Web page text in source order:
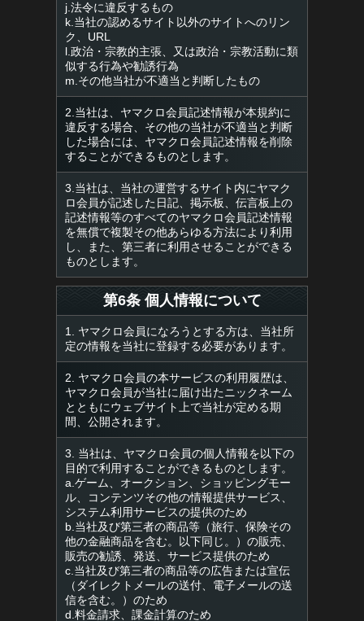
j.法令に違反するもの
k.当社の認めるサイト以外のサイトへのリン
ク、URL
l.政治・宗教的主張、又は政治・宗教活動に類
似する行為や勧誘行為
m.その他当社が不適当と判断したもの
2.当社は、ヤマクロ会員記述情報が本規約に
違反する場合、その他の当社が不適当と判断
した場合には、ヤマクロ会員記述情報を削除
することができるものとします。
3.当社は、当社の運営するサイト内にヤマク
ロ会員が記述した日記、掲示板、伝言板上の
記述情報等のすべてのヤマクロ会員記述情報
を無償で複製その他あらゆる方法により利用
し、また、第三者に利用させることができる
ものとします。
第6条 個人情報について
1. ヤマクロ会員になろうとする方は、当社所
定の情報を当社に登録する必要があります。
2. ヤマクロ会員の本サービスの利用履歴は、
ヤマクロ会員が当社に届け出たニックネーム
とともにウェブサイト上で当社が定める期
間、公開されます。
3. 当社は、ヤマクロ会員の個人情報を以下の
目的で利用することができるものとします。
a.ゲーム、オークション、ショッピングモー
ル、コンテンツその他の情報提供サービス、
システム利用サービスの提供のため
b.当社及び第三者の商品等（旅行、保険その
他の金融商品を含む。以下同じ。）の販売、
販売の勧誘、発送、サービス提供のため
c.当社及び第三者の商品等の広告または宣伝
（ダイレクトメールの送付、電子メールの送
信を含む。）のため
d.料金請求、課金計算のため